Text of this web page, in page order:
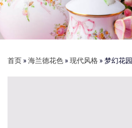
首页 » 海兰德花色 » 现代风格 » 梦幻花园